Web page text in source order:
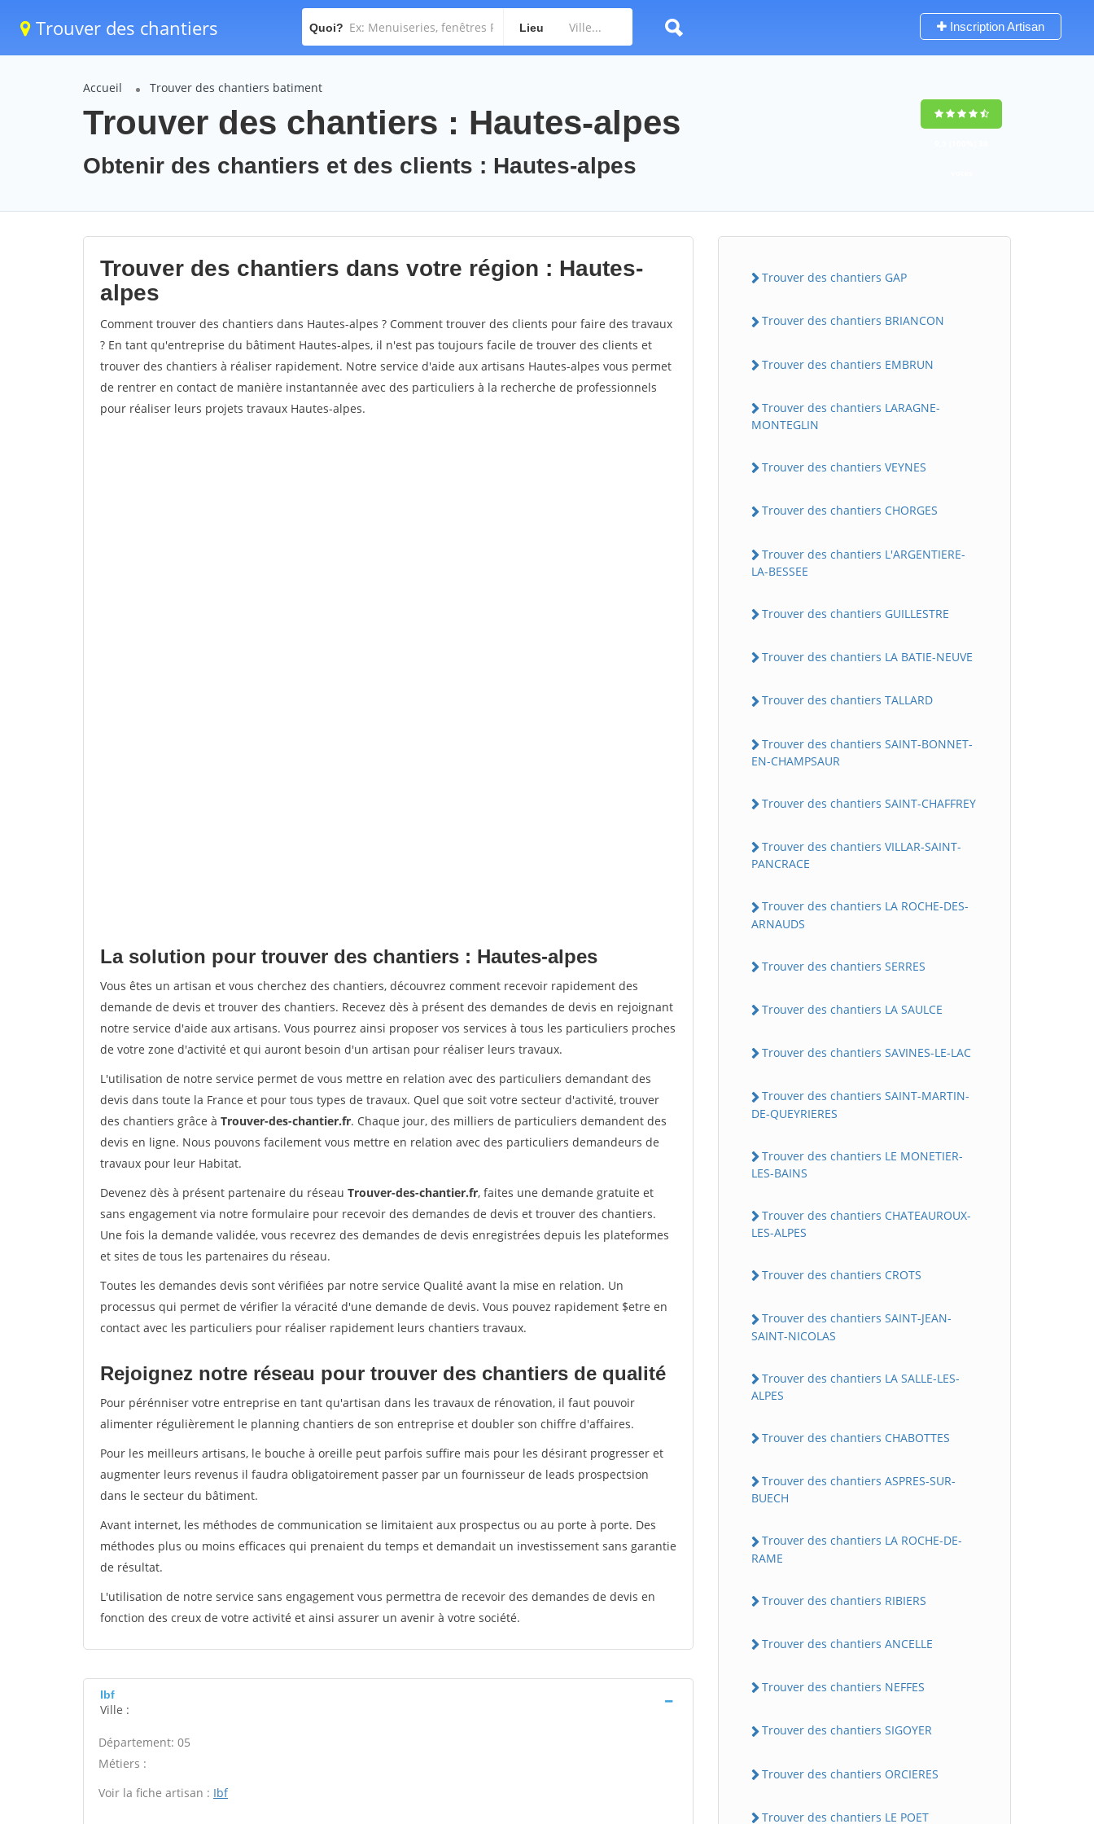
Trouver des chantiers Quoi? Lieu Inscription Artisan
Accueil Trouver des chantiers batiment
Trouver des chantiers : Hautes-alpes
Obtenir des chantiers et des clients : Hautes-alpes
Trouver des chantiers dans votre région : Hautes-
alpes
Comment trouver des chantiers dans Hautes-alpes ? Comment trouver des clients pour faire des travaux
? En tant qu'entreprise du bâtiment Hautes-alpes, il n'est pas toujours facile de trouver des clients et
trouver des chantiers à réaliser rapidement. Notre service d'aide aux artisans Hautes-alpes vous permet
de rentrer en contact de manière instantannée avec des particuliers à la recherche de professionnels
pour réaliser leurs projets travaux Hautes-alpes.
La solution pour trouver des chantiers : Hautes-alpes
Vous êtes un artisan et vous cherchez des chantiers, découvrez comment recevoir rapidement des
demande de devis et trouver des chantiers. Recevez dès à présent des demandes de devis en rejoignant
notre service d'aide aux artisans. Vous pourrez ainsi proposer vos services à tous les particuliers proches
de votre zone d'activité et qui auront besoin d'un artisan pour réaliser leurs travaux.
L'utilisation de notre service permet de vous mettre en relation avec des particuliers demandant des
devis dans toute la France et pour tous types de travaux. Quel que soit votre secteur d'activité, trouver
des chantiers grâce à Trouver-des-chantier.fr. Chaque jour, des milliers de particuliers demandent des
devis en ligne. Nous pouvons facilement vous mettre en relation avec des particuliers demandeurs de
travaux pour leur Habitat.
Devenez dès à présent partenaire du réseau Trouver-des-chantier.fr, faites une demande gratuite et
sans engagement via notre formulaire pour recevoir des demandes de devis et trouver des chantiers.
Une fois la demande validée, vous recevrez des demandes de devis enregistrées depuis les plateformes
et sites de tous les partenaires du réseau.
Toutes les demandes devis sont vérifiées par notre service Qualité avant la mise en relation. Un
processus qui permet de vérifier la véracité d'une demande de devis. Vous pouvez rapidement $etre en
contact avec les particuliers pour réaliser rapidement leurs chantiers travaux.
Rejoignez notre réseau pour trouver des chantiers de qualité
Pour pérénniser votre entreprise en tant qu'artisan dans les travaux de rénovation, il faut pouvoir
alimenter régulièrement le planning chantiers de son entreprise et doubler son chiffre d'affaires.
Pour les meilleurs artisans, le bouche à oreille peut parfois suffire mais pour les désirant progresser et
augmenter leurs revenus il faudra obligatoirement passer par un fournisseur de leads prospectsion
dans le secteur du bâtiment.
Avant internet, les méthodes de communication se limitaient aux prospectus ou au porte à porte. Des
méthodes plus ou moins efficaces qui prenaient du temps et demandait un investissement sans garantie
de résultat.
L'utilisation de notre service sans engagement vous permettra de recevoir des demandes de devis en
fonction des creux de votre activité et ainsi assurer un avenir à votre société.
Ibf
Ville :
Département: 05
Métiers :
Voir la fiche artisan : Ibf
Trouver des chantiers GAP
Trouver des chantiers BRIANCON
Trouver des chantiers EMBRUN
Trouver des chantiers LARAGNE-
MONTEGLIN
Trouver des chantiers VEYNES
Trouver des chantiers CHORGES
Trouver des chantiers L'ARGENTIERE-
LA-BESSEE
Trouver des chantiers GUILLESTRE
Trouver des chantiers LA BATIE-NEUVE
Trouver des chantiers TALLARD
Trouver des chantiers SAINT-BONNET-
EN-CHAMPSAUR
Trouver des chantiers SAINT-CHAFFREY
Trouver des chantiers VILLAR-SAINT-
PANCRACE
Trouver des chantiers LA ROCHE-DES-
ARNAUDS
Trouver des chantiers SERRES
Trouver des chantiers LA SAULCE
Trouver des chantiers SAVINES-LE-LAC
Trouver des chantiers SAINT-MARTIN-
DE-QUEYRIERES
Trouver des chantiers LE MONETIER-
LES-BAINS
Trouver des chantiers CHATEAUROUX-
LES-ALPES
Trouver des chantiers CROTS
Trouver des chantiers SAINT-JEAN-
SAINT-NICOLAS
Trouver des chantiers LA SALLE-LES-
ALPES
Trouver des chantiers CHABOTTES
Trouver des chantiers ASPRES-SUR-
BUECH
Trouver des chantiers LA ROCHE-DE-
RAME
Trouver des chantiers RIBIERS
Trouver des chantiers ANCELLE
Trouver des chantiers NEFFES
Trouver des chantiers SIGOYER
Trouver des chantiers ORCIERES
Trouver des chantiers LE POET